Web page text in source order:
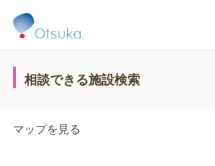
相談できる施設検索
マップを見る